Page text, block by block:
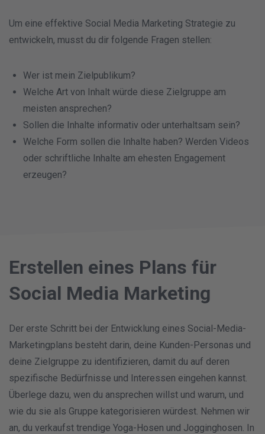
Um eine effektive Social Media Marketing Strategie zu
entwickeln, musst du dir folgende Fragen stellen:
Wer ist mein Zielpublikum?
Welche Art von Inhalt würde diese Zielgruppe am
meisten ansprechen?
Sollen die Inhalte informativ oder unterhaltsam sein?
Welche Form sollen die Inhalte haben? Werden Videos
oder schriftliche Inhalte am ehesten Engagement
erzeugen?
Erstellen eines Plans für
Social Media Marketing
Der erste Schritt bei der Entwicklung eines Social-Media-
Marketingplans besteht darin, deine Kunden-Personas und
deine Zielgruppe zu identifizieren, damit du auf deren
spezifische Bedürfnisse und Interessen eingehen kannst.
Überlege dazu, wen du ansprechen willst und warum, und
wie du sie als Gruppe kategorisieren würdest. Nehmen wir
an, du verkaufst trendige Yoga-Hosen und Jogginghosen. In